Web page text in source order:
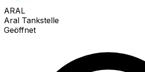
ARAL
Aral Tankstelle
Geöffnet